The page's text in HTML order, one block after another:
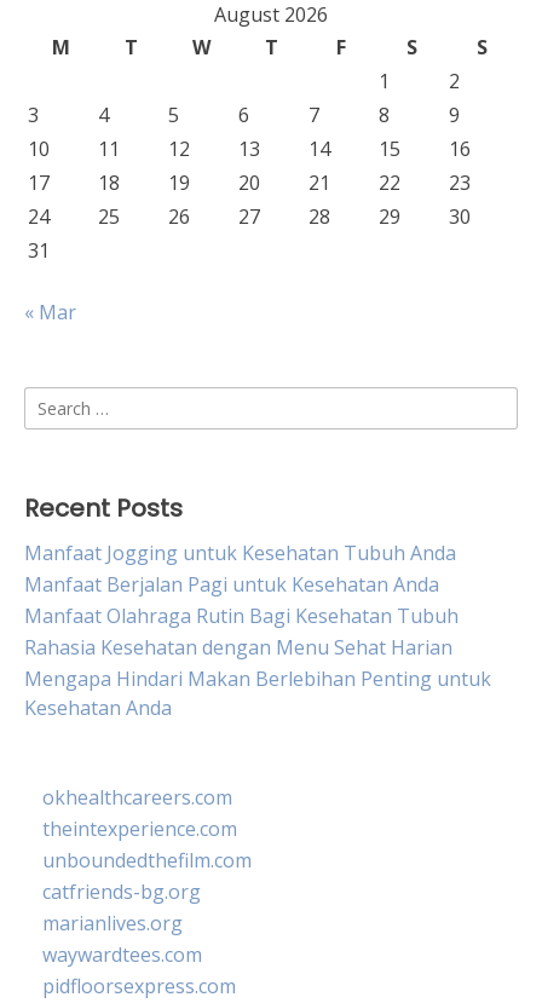
August 2026
M
T W T F S
S
1
2
3
4 5 6 7 8
9
10
11 12 13 14 15
16
17
18 19 20 21 22
23
24
25 26 27 28 29
30
31
« Mar
Search
for:
Recent Posts
Manfaat Jogging untuk Kesehatan Tubuh Anda
Manfaat Berjalan Pagi untuk Kesehatan Anda
Manfaat Olahraga Rutin Bagi Kesehatan Tubuh
Rahasia Kesehatan dengan Menu Sehat Harian
Mengapa Hindari Makan Berlebihan Penting untuk
Kesehatan Anda
okhealthcareers.com
theintexperience.com
unboundedthefilm.com
catfriends-bg.org
marianlives.org
waywardtees.com
pidfloorsexpress.com